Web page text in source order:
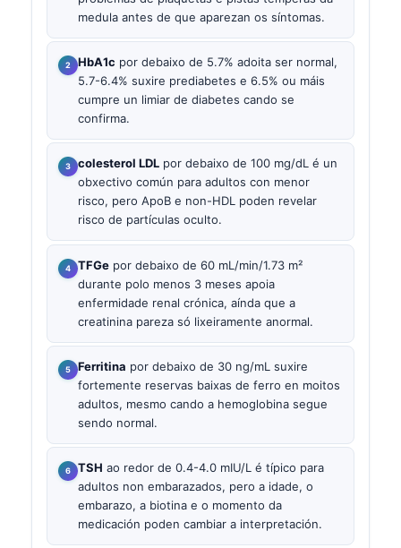
medula antes de que aparezan os síntomas.
HbA1c por debaixo de 5.7% adoita ser normal,
5.7-6.4% suxire prediabetes e 6.5% ou máis
cumpre un limiar de diabetes cando se
confirma.
colesterol LDL por debaixo de 100 mg/dL é un
obxectivo común para adultos con menor
risco, pero ApoB e non-HDL poden revelar
risco de partículas oculto.
TFGe por debaixo de 60 mL/min/1.73 m²
durante polo menos 3 meses apoia
enfermidade renal crónica, aínda que a
creatinina pareza só lixeiramente anormal.
Ferritina por debaixo de 30 ng/mL suxire
fortemente reservas baixas de ferro en moitos
adultos, mesmo cando a hemoglobina segue
sendo normal.
TSH ao redor de 0.4-4.0 mIU/L é típico para
adultos non embarazados, pero a idade, o
embarazo, a biotina e o momento da
medicación poden cambiar a interpretación.